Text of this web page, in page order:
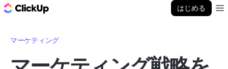
はじめる
マーケティング